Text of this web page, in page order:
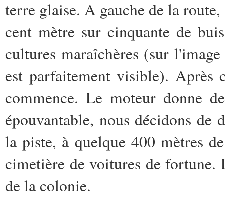
terre glaise. A gauche de la
cent mètre sur cinquante de
cultures maraîchères (sur
est parfaitement visible). Après
commence. Le moteur donne
épouvantable, nous décidons de
la piste, à quelque 400 mètres
cimetière de voitures de fortune.
de la colonie.